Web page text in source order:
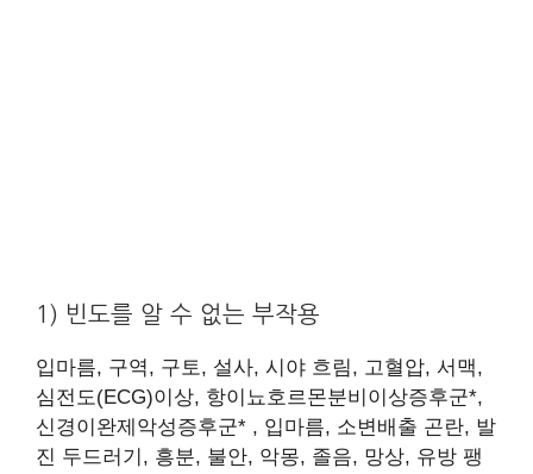
1) 빈도를 알 수 없는 부작용
입마름, 구역, 구토, 설사, 시야 흐림, 고혈압, 서맥,
심전도(ECG)이상, 항이뇨호르몬분비이상증후군*,
신경이완제악성증후군* , 입마름, 소변배출 곤란, 발
진 두드러기, 흥분, 불안, 악몽, 졸음, 망상, 유방 팽